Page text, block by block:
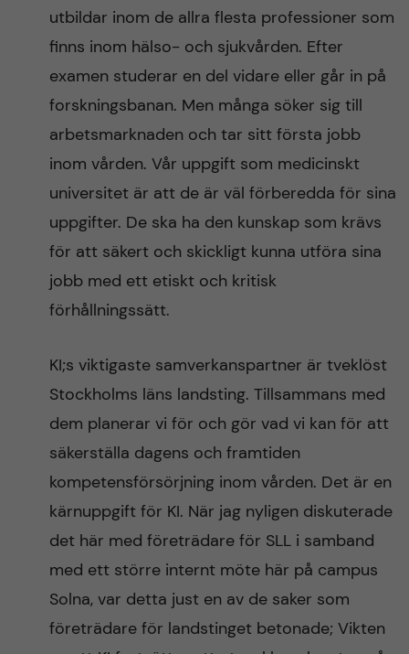
utbildar inom de allra flesta professioner som
finns inom hälso- och sjukvården. Efter
examen studerar en del vidare eller går in på
forskningsbanan. Men många söker sig till
arbetsmarknaden och tar sitt första jobb
inom vården. Vår uppgift som medicinskt
universitet är att de är väl förberedda för sina
uppgifter. De ska ha den kunskap som krävs
för att säkert och skickligt kunna utföra sina
jobb med ett etiskt och kritisk
förhållningssätt.
KI;s viktigaste samverkanspartner är tveklöst
Stockholms läns landsting. Tillsammans med
dem planerar vi för och gör vad vi kan för att
säkerställa dagens och framtiden
kompetensförsörjning inom vården. Det är en
kärnuppgift för KI. När jag nyligen diskuterade
det här med företrädare för SLL i samband
med ett större internt möte här på campus
Solna, var detta just en av de saker som
företrädare för landstinget betonade; Vikten